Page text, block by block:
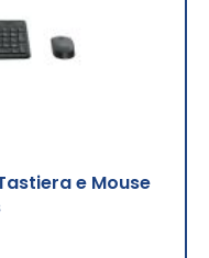
e Mouse